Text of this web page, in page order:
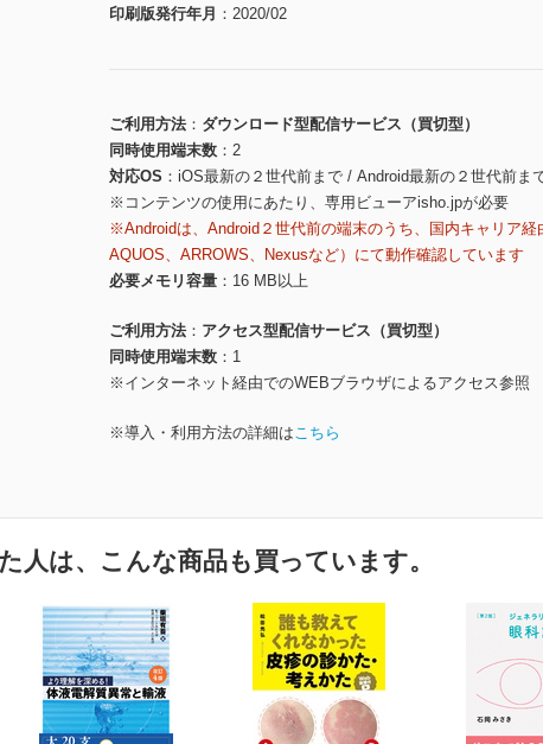
印刷版発行年月
2020/02
ご利用方法
ダウンロード型配信サービス（買切型）
同時使用端末数
2
対応OS
iOS最新の２世代前まで / Android最新の２世代前ま
※コンテンツの使用にあたり、専用ビューアisho.jpが必要
※Androidは、Android２世代前の端末のうち、国内キャリア経
AQUOS、ARROWS、Nexusなど）にて動作確認しています
必要メモリ容量
16 MB以上
ご利用方法
アクセス型配信サービス（買切型）
同時使用端末数
1
※インターネット経由でのWEBブラウザによるアクセス参照
※導入・利用方法の詳細はこちら
人は、こんな商品も買っています。